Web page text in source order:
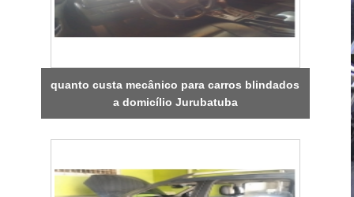
quanto custa mecânico para carros blindados
a domicílio Jurubatuba